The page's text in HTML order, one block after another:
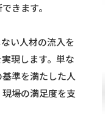
きます。
い人材の流入を
現します。単な
準を満たした人
場の満足度を支